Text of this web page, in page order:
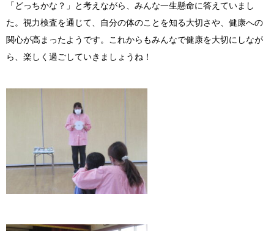
「どっちかな？」と考えながら、みんな一生懸命に答えていまし
た。視力検査を通じて、自分の体のことを知る大切さや、健康への
関心が高まったようです。これからもみんなで健康を大切にしなが
ら、楽しく過ごしていきましょうね！